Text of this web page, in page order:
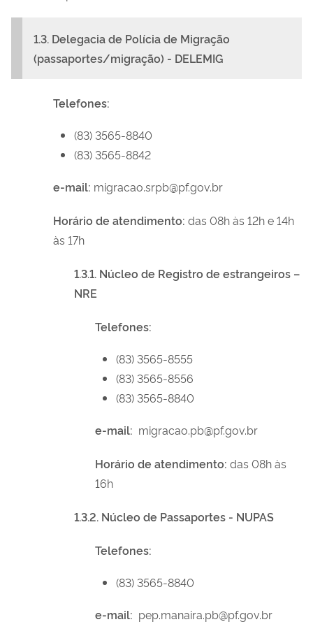
1.3. Delegacia de Polícia de Migração
(passaportes/migração) - DELEMIG
Telefones:
(83) 3565-8840
(83) 3565-8842
e-mail: migracao.srpb@pf.gov.br
Horário de atendimento: das 08h às 12h e 14h
às 17h
1.3.1. Núcleo de Registro de estrangeiros –
NRE
Telefones:
(83) 3565-8555
(83) 3565-8556
(83) 3565-8840
e-mail: migracao.pb@pf.gov.br
Horário de atendimento: das 08h às
16h
1.3.2. Núcleo de Passaportes - NUPAS
Telefones:
(83) 3565-8840
e-mail: pep.manaira.pb@pf.gov.br